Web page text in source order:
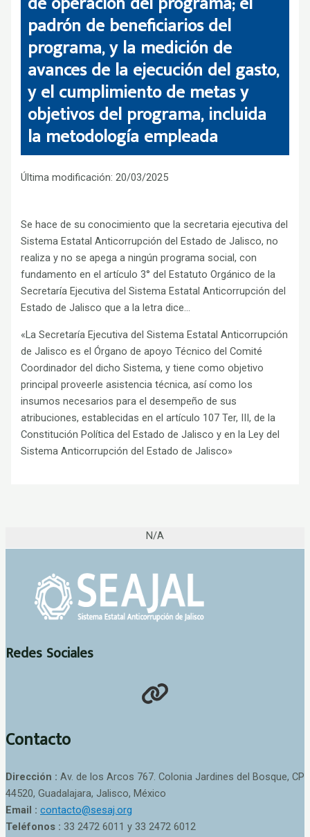
padrón de beneficiarios del
programa, y la medición de
avances de la ejecución del gasto,
y el cumplimiento de metas y
objetivos del programa, incluida
la metodología empleada
Última modificación: 20/03/2025
Se hace de su conocimiento que la secretaria ejecutiva del
Sistema Estatal Anticorrupción del Estado de Jalisco, no
realiza y no se apega a ningún programa social, con
fundamento en el artículo 3° del Estatuto Orgánico de la
Secretaría Ejecutiva del Sistema Estatal Anticorrupción del
Estado de Jalisco que a la letra dice…
«La Secretaría Ejecutiva del Sistema Estatal Anticorrupción
de Jalisco es el Órgano de apoyo Técnico del Comité
Coordinador del dicho Sistema, y tiene como objetivo
principal proveerle asistencia técnica, así como los
insumos necesarios para el desempeño de sus
atribuciones, establecidas en el artículo 107 Ter, III, de la
Constitución Política del Estado de Jalisco y en la Ley del
Sistema Anticorrupción del Estado de Jalisco»
N/A
Redes Sociales
Contacto
Dirección : Av. de los Arcos 767. Colonia Jardines del Bosque, CP
44520, Guadalajara, Jalisco, México
Email : contacto@sesaj.org
Teléfonos : 33 2472 6011 y 33 2472 6012